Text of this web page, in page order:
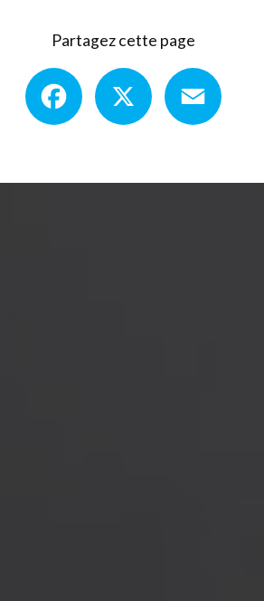
Partagez cette page
Facebook